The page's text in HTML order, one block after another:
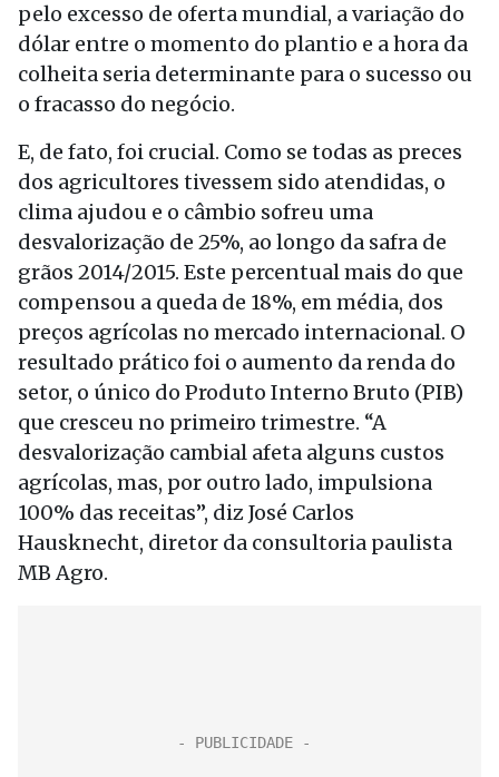
pelo excesso de oferta mundial, a variação do
dólar entre o momento do plantio e a hora da
colheita seria determinante para o sucesso ou
o fracasso do negócio.
E, de fato, foi crucial. Como se todas as preces
dos agricultores tivessem sido atendidas, o
clima ajudou e o câmbio sofreu uma
desvalorização de 25%, ao longo da safra de
grãos 2014/2015. Este percentual mais do que
compensou a queda de 18%, em média, dos
preços agrícolas no mercado internacional. O
resultado prático foi o aumento da renda do
setor, o único do Produto Interno Bruto (PIB)
que cresceu no primeiro trimestre. “A
desvalorização cambial afeta alguns custos
agrícolas, mas, por outro lado, impulsiona
100% das receitas”, diz José Carlos
Hausknecht, diretor da consultoria paulista
MB Agro.